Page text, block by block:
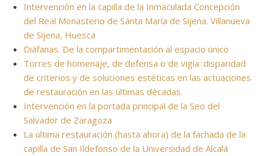
Intervención en la capilla de la Inmaculada Concepción
del Real Monasterio de Santa María de Sijena. Villanueva
de Sijena, Huesca
Diáfanas. De la compartimentación al espacio único
Torres de homenaje, de defensa o de vigía: disparidad
de criterios y de soluciones estéticas en las actuaciones
de restauración en las últimas décadas
Intervención en la portada principal de la Seo del
Salvador de Zaragoza
La última restauración (hasta ahora) de la fachada de la
capilla de San Ildefonso de la Universidad de Alcalá